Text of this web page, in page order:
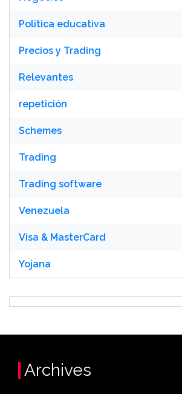
Política educativa
Precios y Trading
Relevantes
repetición
Schemes
Trading
Trading software
Venezuela
Visa & MasterCard
Yojana
Archives